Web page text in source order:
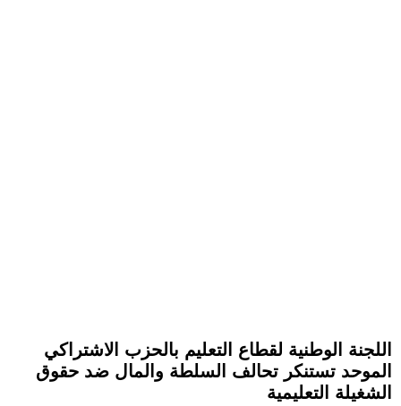
اللجنة الوطنية لقطاع التعليم بالحزب الاشتراكي
الموحد تستنكر تحالف السلطة والمال ضد حقوق
الشغيلة التعليمية